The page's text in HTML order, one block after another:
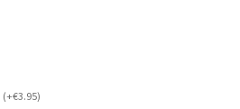
(+€3.95)